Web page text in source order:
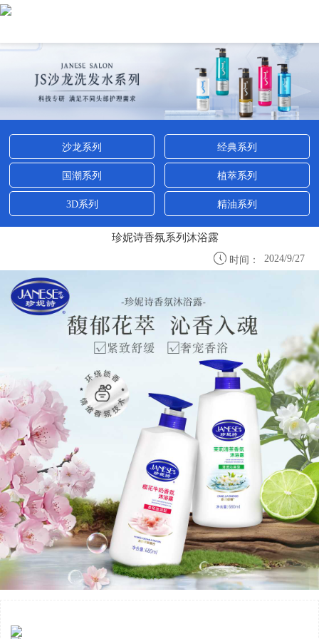
沙龙系列 经典系列
国潮系列 植萃系列
3D系列 精油系列
珍妮诗香氛系列沐浴露
 时间： 2024/9/27